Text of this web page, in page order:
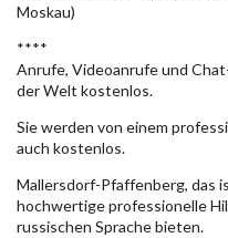
Moskau)
****
Anrufe, Videoanrufe und
der Welt kostenlos.
Sie werden von einem
auch kostenlos.
Mallersdorf-Pfaffenberg, das
hochwertige professionelle
russischen Sprache bieten.